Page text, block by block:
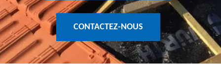
CONTACTEZ-NOUS